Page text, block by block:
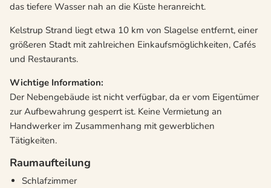
das tiefere Wasser nah an die Küste heranreicht.
Kelstrup Strand liegt etwa 10 km von Slagelse entfernt, einer
größeren Stadt mit zahlreichen Einkaufsmöglichkeiten, Cafés
und Restaurants.
Wichtige Information:
Der Nebengebäude ist nicht verfügbar, da er vom Eigentümer
zur Aufbewahrung gesperrt ist. Keine Vermietung an
Handwerker im Zusammenhang mit gewerblichen
Tätigkeiten.
Raumaufteilung
Schlafzimmer